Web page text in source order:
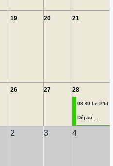
19 20 21
26 27 28
08:30 Le P'tit
Déj au ...
2 3 4